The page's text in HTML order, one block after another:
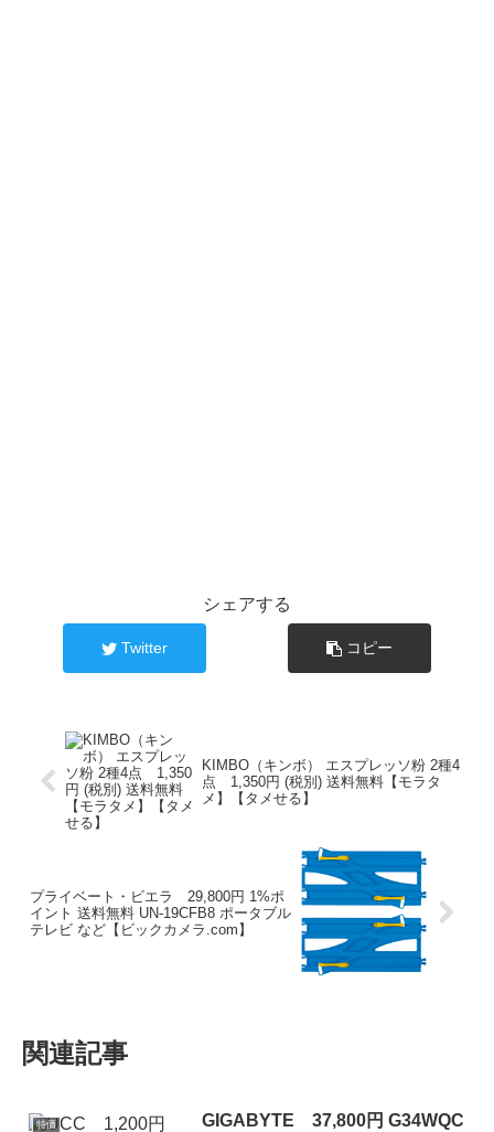
シェアする
Twitter コピー
KIMBO（キンボ） エスプレッソ粉 2種4
点 1,350円 (税別) 送料無料【モラタ
メ】【タメせる】
プライベート・ビエラ 29,800円 1%ポ
イント 送料無料 UN-19CFB8 ポータブル
テレビ など【ビックカメラ.com】
関連記事
特価
GIGABYTE 37,800円 G34WQC